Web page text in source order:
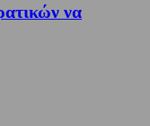
να